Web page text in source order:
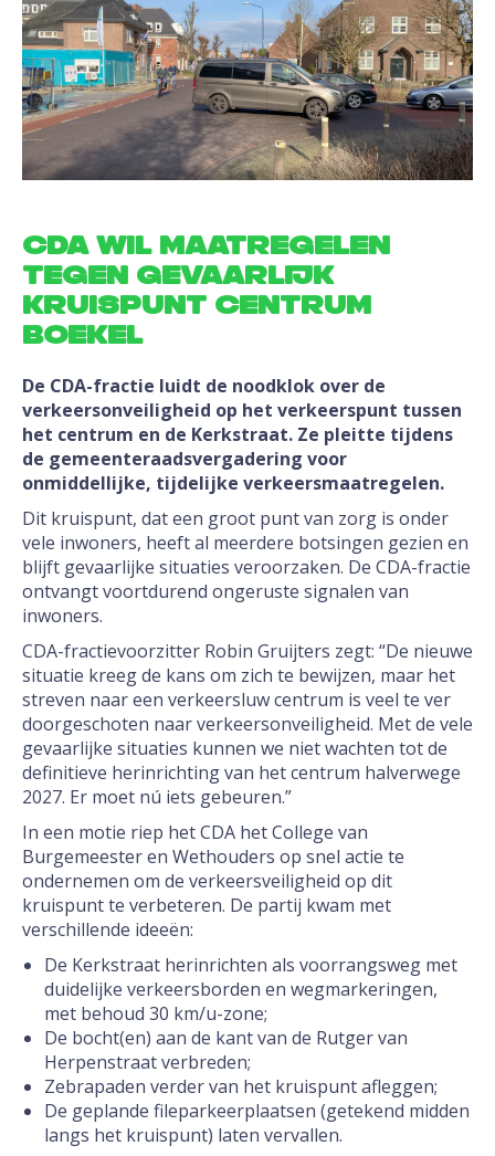
CDA wil maatregelen
tegen gevaarlijk
kruispunt centrum
Boekel
De CDA-fractie luidt de noodklok over de
verkeersonveiligheid op het verkeerspunt tussen
het centrum en de Kerkstraat. Ze pleitte tijdens
de gemeenteraadsvergadering voor
onmiddellijke, tijdelijke verkeersmaatregelen.
Dit kruispunt, dat een groot punt van zorg is onder
vele inwoners, heeft al meerdere botsingen gezien en
blijft gevaarlijke situaties veroorzaken. De CDA-fractie
ontvangt voortdurend ongeruste signalen van
inwoners.
CDA-fractievoorzitter Robin Gruijters zegt: “De nieuwe
situatie kreeg de kans om zich te bewijzen, maar het
streven naar een verkeersluw centrum is veel te ver
doorgeschoten naar verkeersonveiligheid. Met de vele
gevaarlijke situaties kunnen we niet wachten tot de
definitieve herinrichting van het centrum halverwege
2027. Er moet nú iets gebeuren.”
In een motie riep het CDA het College van
Burgemeester en Wethouders op snel actie te
ondernemen om de verkeersveiligheid op dit
kruispunt te verbeteren. De partij kwam met
verschillende ideeën:
De Kerkstraat herinrichten als voorrangsweg met
duidelijke verkeersborden en wegmarkeringen,
met behoud 30 km/u-zone;
De bocht(en) aan de kant van de Rutger van
Herpenstraat verbreden;
Zebrapaden verder van het kruispunt afleggen;
De geplande fileparkeerplaatsen (getekend midden
langs het kruispunt) laten vervallen.